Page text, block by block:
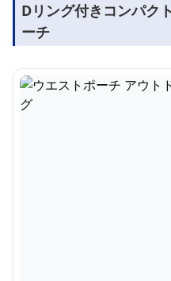
Dリング付きコンパク
ーチ